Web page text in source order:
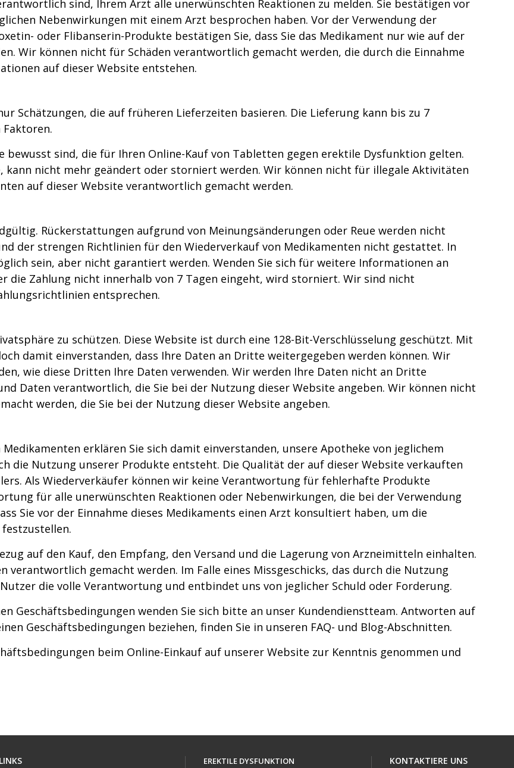
sind, Ihrem Arzt alle unerwünschten Reaktionen zu melden. Sie bestätigen vor
Nebenwirkungen mit einem Arzt besprochen haben. Vor der Verwendung der
oder Flibanserin-Produkte bestätigen Sie, dass Sie das Medikament nur wie auf der
Wir können nicht für Schäden verantwortlich gemacht werden, die durch die Einnahme
auf dieser Website entstehen.
Schätzungen, die auf früheren Lieferzeiten basieren. Die Lieferung kann bis zu 7
bewusst sind, die für Ihren Online-Kauf von Tabletten gegen erektile Dysfunktion gelten.
kann nicht mehr geändert oder storniert werden. Wir können nicht für illegale Aktivitäten
auf dieser Website verantwortlich gemacht werden.
Rückerstattungen aufgrund von Meinungsänderungen oder Reue werden nicht
der strengen Richtlinien für den Wiederverkauf von Medikamenten nicht gestattet. In
sein, aber nicht garantiert werden. Wenden Sie sich für weitere Informationen an
die Zahlung nicht innerhalb von 7 Tagen eingeht, wird storniert. Wir sind nicht
entsprechen.
zu schützen. Diese Website ist durch eine 128-Bit-Verschlüsselung geschützt. Mit
damit einverstanden, dass Ihre Daten an Dritte weitergegeben werden können. Wir
wie diese Dritten Ihre Daten verwenden. Wir werden Ihre Daten nicht an Dritte
Daten verantwortlich, die Sie bei der Nutzung dieser Website angeben. Wir können nicht
werden, die Sie bei der Nutzung dieser Website angeben.
erklären Sie sich damit einverstanden, unsere Apotheke von jeglichem
die Nutzung unserer Produkte entsteht. Die Qualität der auf dieser Website verkauften
Als Wiederverkäufer können wir keine Verantwortung für fehlerhafte Produkte
für alle unerwünschten Reaktionen oder Nebenwirkungen, die bei der Verwendung
Sie vor der Einnahme dieses Medikaments einen Arzt konsultiert haben, um die
festzustellen.
auf den Kauf, den Empfang, den Versand und die Lagerung von Arzneimitteln einhalten.
verantwortlich gemacht werden. Im Falle eines Missgeschicks, das durch die Nutzung
die volle Verantwortung und entbindet uns von jeglicher Schuld oder Forderung.
Geschäftsbedingungen wenden Sie sich bitte an unser Kundendienstteam. Antworten auf
Geschäftsbedingungen beziehen, finden Sie in unseren FAQ- und Blog-Abschnitten.
beim Online-Einkauf auf unserer Website zur Kenntnis genommen und
EREKTILE DYSFUNKTION KONTAKTIERE UNS